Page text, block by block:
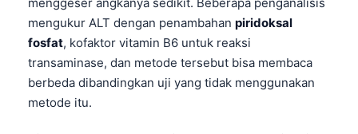
mengukur ALT dengan penambahan piridoksal
fosfat, kofaktor vitamin B6 untuk reaksi
transaminase, dan metode tersebut bisa membaca
berbeda dibandingkan uji yang tidak menggunakan
metode itu.